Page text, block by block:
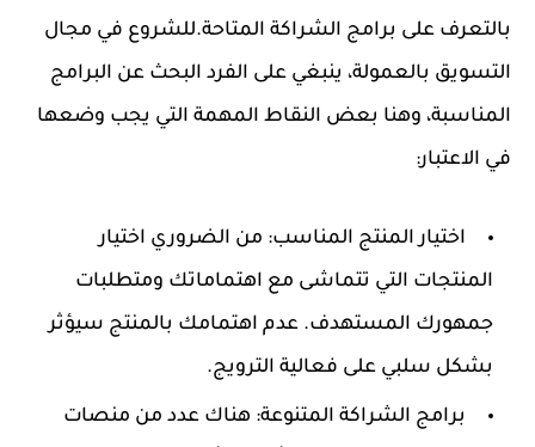
بالتعرف على برامج الشراكة المتاحة.للشروع في مجال
التسويق بالعمولة، ينبغي على الفرد البحث عن البرامج
المناسبة، وهنا بعض النقاط المهمة التي يجب وضعها
في الاعتبار:
اختيار المنتج المناسب: من الضروري اختيار
المنتجات التي تتماشى مع اهتماماتك ومتطلبات
جمهورك المستهدف. عدم اهتمامك بالمنتج سيؤثر
بشكل سلبي على فعالية الترويج.
برامج الشراكة المتنوعة: هناك عدد من منصات